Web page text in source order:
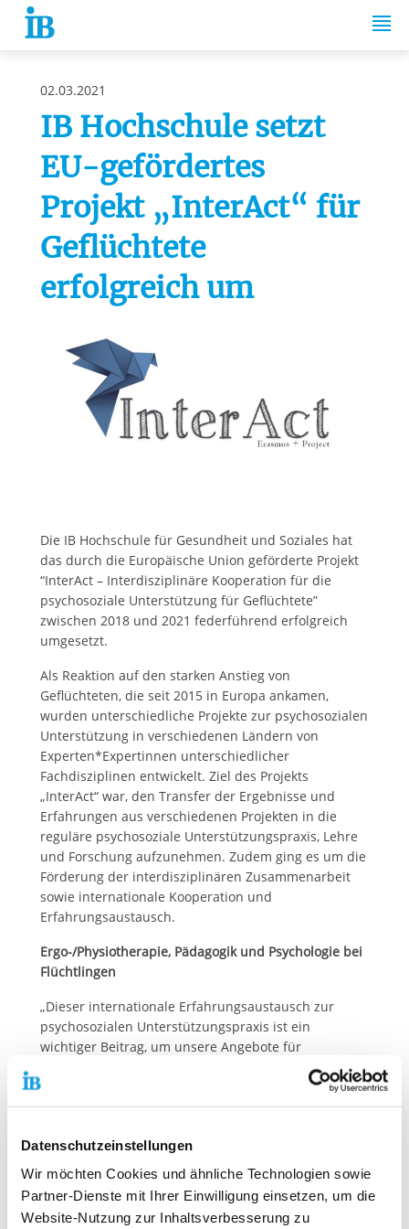
Datenschutzeinstellungen
Wir möchten Cookies und ähnliche Technologien sowie
Partner-Dienste mit Ihrer Einwilligung einsetzen, um die
Website-Nutzung zur Inhaltsverbesserung zu
Springe zum Inhalt
02.03.2021
IB Hochschule setzt
EU-gefördertes
Projekt „InterAct“ für
Geflüchtete
erfolgreich um
Die IB Hochschule für Gesundheit und Soziales hat
das durch die Europäische Union geförderte Projekt
“InterAct – Interdisziplinäre Kooperation für die
psychosoziale Unterstützung für Geflüchtete”
zwischen 2018 und 2021 federführend erfolgreich
umgesetzt.
Als Reaktion auf den starken Anstieg von
Geflüchteten, die seit 2015 in Europa ankamen,
wurden unterschiedliche Projekte zur psychosozialen
Unterstützung in verschiedenen Ländern von
Experten*Expertinnen unterschiedlicher
Fachdisziplinen entwickelt. Ziel des Projekts
„InterAct“ war, den Transfer der Ergebnisse und
Erfahrungen aus verschiedenen Projekten in die
reguläre psychosoziale Unterstützungspraxis, Lehre
und Forschung aufzunehmen. Zudem ging es um die
Förderung der interdisziplinären Zusammenarbeit
sowie internationale Kooperation und
Erfahrungsaustausch.
Ergo-/Physiotherapie, Pädagogik und Psychologie bei
Flüchtlingen
„Dieser internationale Erfahrungsaustausch zur
psychosozialen Unterstützungspraxis ist ein
wichtiger Beitrag, um unsere Angebote für
Geflüchtete Menschen in Europa zu verbessern und
auszubauen“, bestätigt Karola Becker, Mitglied des IB
Vorstandes.
Das Projekt basiert auf den Erfahrungen, die in der
Disziplinen wie Ergotherapie, Physiotherapie,
Pädagogik und Psychologie von 2018 bis 2020
gesammelt wurden. An dem Projekt waren auch HCI